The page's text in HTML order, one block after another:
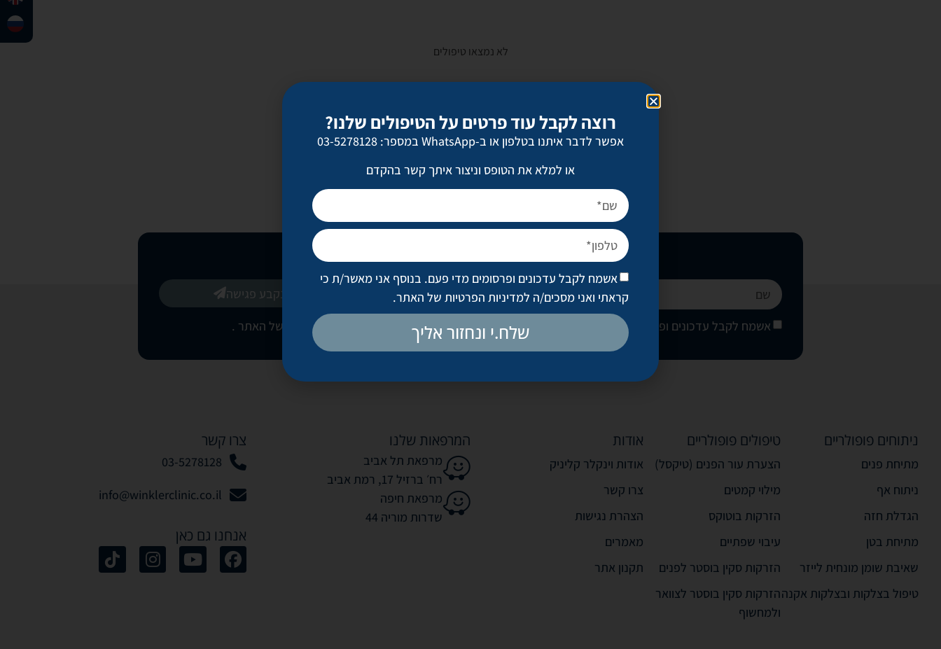
לא נמצאו טיפולים
לקביעת פגישת ייעוץ
אשמח לקבל עדכונים ופרסומים מדי פעם. בנוסף אני מאשר/ת כי קראתי ואני מסכים/ה למדיניות הפרטיות של האתר .
בואו נקבע פגישה
ניתוחים פופולריים
מתיחת פנים
ניתוח אף
הגדלת חזה
מתיחת בטן
שאיבת שומן מונחית לייזר
טיפול בצלקות ובצלקות אקנה
טיפולים פופולריים
הצערת עור הפנים (טיקסל)
מילוי קמטים
הזרקות בוטוקס
עיבוי שפתיים
הזרקות סקין בוסטר לפנים
הזרקות סקין בוסטר לצוואר
ולמחשוף
אודות
אודות וינקלר קליניק
צרו קשר
הצהרת נגישות
מאמרים
תקנון אתר
המרפאות שלנו
מרפאת תל אביב
רח׳ ברזיל 17, רמת אביב
מרפאת חיפה
שדרות מוריה 44
צרו קשר
03-5278128
info@winklerclinic.co.il
אנחנו גם כאן
רוצה לקבל עוד פרטים על הטיפולים שלנו?
אפשר לדבר איתנו בטלפון או ב-WhatsApp במספר: 03-5278128
או למלא את הטופס וניצור איתך קשר בהקדם
אשמח לקבל עדכונים ופרסומים מדי פעם. בנוסף אני מאשר/ת כי
קראתי ואני מסכים/ה למדיניות הפרטיות של האתר.
שלח.י ונחזור אליך